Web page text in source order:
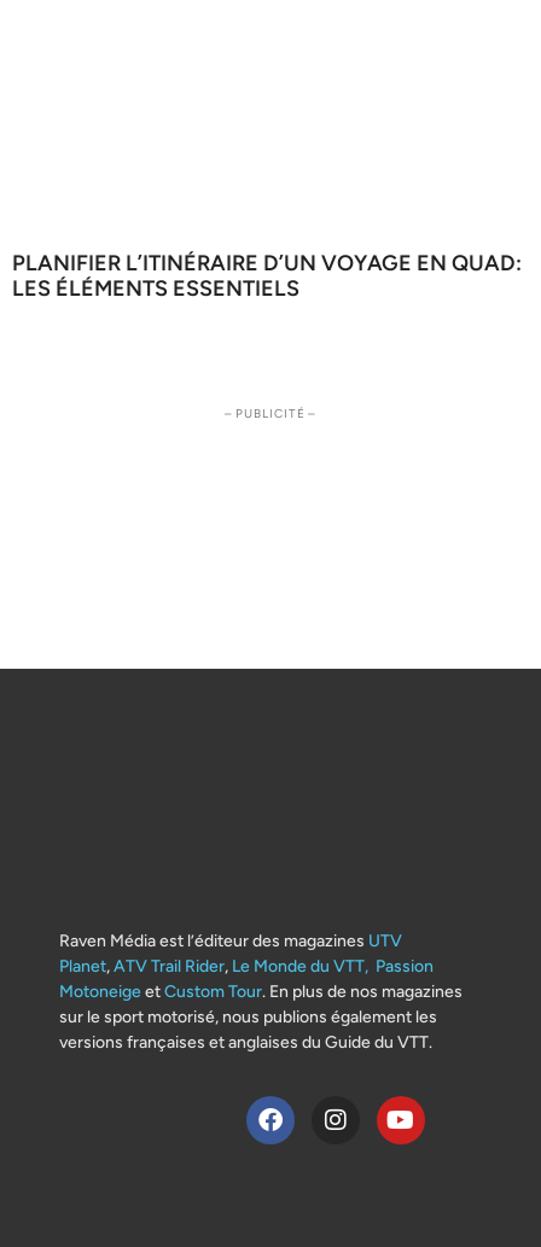
PLANIFIER L’ITINÉRAIRE D’UN VOYAGE EN QUAD:
LES ÉLÉMENTS ESSENTIELS
– PUBLICITÉ –
Raven Média est l’éditeur des magazines UTV
Planet,ATV Trail Rider, Le Monde du VTT, Passion
MotoneigeetCustom Tour. En plus de nos magazines
sur le sport motorisé, nous publions également les
versions françaises et anglaises du Guide du VTT.